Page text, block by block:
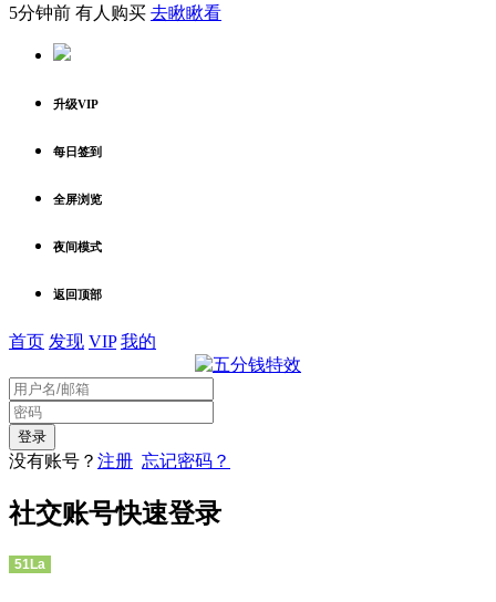
5分钟前 有人购买 去瞅瞅看
升级VIP
每日签到
全屏浏览
夜间模式
返回顶部
首页 发现 VIP 我的
没有账号？ 注册 忘记密码？
社交账号快速登录
51La